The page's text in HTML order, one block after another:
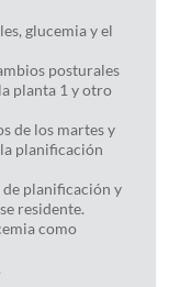
glucemia y el
posturales
planta 1 y otro
de los martes y
planificación
planificación y
residente.
como